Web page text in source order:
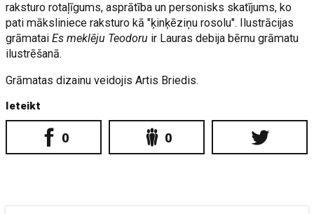
raksturo rotaļīgums, asprātība un personisks skatījums, ko
pati māksliniece raksturo kā "ķinķēziņu rosolu". Ilustrācijas
grāmataiEs meklēju Teodoru ir Lauras debija bērnu grāmatu
ilustrēšanā.
Grāmatas dizainu veidojis Artis Briedis.
Ieteikt
0 0